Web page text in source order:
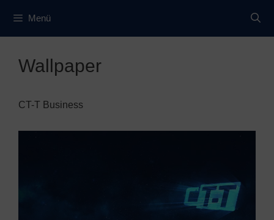
Inhalt
springen
Menü
Wallpaper
CT-T Business